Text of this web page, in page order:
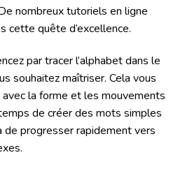
nombreux tutoriels en ligne
cette quête d’excellence.
par tracer l’alphabet dans le
souhaitez maîtriser. Cela vous
la forme et les mouvements
de créer des mots simples
progresser rapidement vers